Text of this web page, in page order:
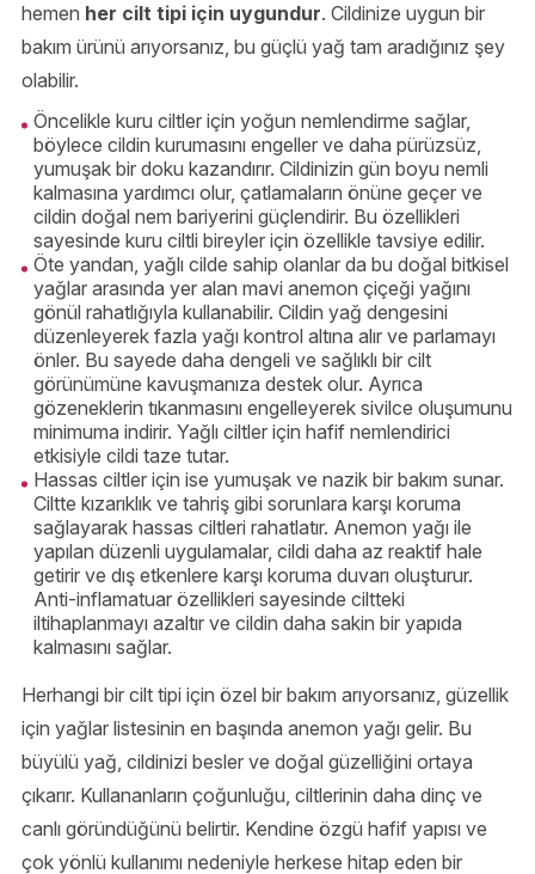
hemen her cilt tipi için uygundur. Cildinize uygun bir
bakım ürünü arıyorsanız, bu güçlü yağ tam aradığınız şey
olabilir.
Öncelikle kuru ciltler için yoğun nemlendirme sağlar,
böylece cildin kurumasını engeller ve daha pürüzsüz,
yumuşak bir doku kazandırır. Cildinizin gün boyu nemli
kalmasına yardımcı olur, çatlamaların önüne geçer ve
cildin doğal nem bariyerini güçlendirir. Bu özellikleri
sayesinde kuru ciltli bireyler için özellikle tavsiye edilir.
Öte yandan, yağlı cilde sahip olanlar da bu doğal bitkisel
yağlar arasında yer alan mavi anemon çiçeği yağını
gönül rahatlığıyla kullanabilir. Cildin yağ dengesini
düzenleyerek fazla yağı kontrol altına alır ve parlamayı
önler. Bu sayede daha dengeli ve sağlıklı bir cilt
görünümüne kavuşmanıza destek olur. Ayrıca
gözeneklerin tıkanmasını engelleyerek sivilce oluşumunu
minimuma indirir. Yağlı ciltler için hafif nemlendirici
etkisiyle cildi taze tutar.
Hassas ciltler için ise yumuşak ve nazik bir bakım sunar.
Ciltte kızarıklık ve tahriş gibi sorunlara karşı koruma
sağlayarak hassas ciltleri rahatlatır. Anemon yağı ile
yapılan düzenli uygulamalar, cildi daha az reaktif hale
getirir ve dış etkenlere karşı koruma duvarı oluşturur.
Anti-inflamatuar özellikleri sayesinde ciltteki
iltihaplanmayı azaltır ve cildin daha sakin bir yapıda
kalmasını sağlar.
Herhangi bir cilt tipi için özel bir bakım arıyorsanız, güzellik
için yağlar listesinin en başında anemon yağı gelir. Bu
büyülü yağ, cildinizi besler ve doğal güzelliğini ortaya
çıkarır. Kullananların çoğunluğu, ciltlerinin daha dinç ve
canlı göründüğünü belirtir. Kendine özgü hafif yapısı ve
çok yönlü kullanımı nedeniyle herkese hitap eden bir